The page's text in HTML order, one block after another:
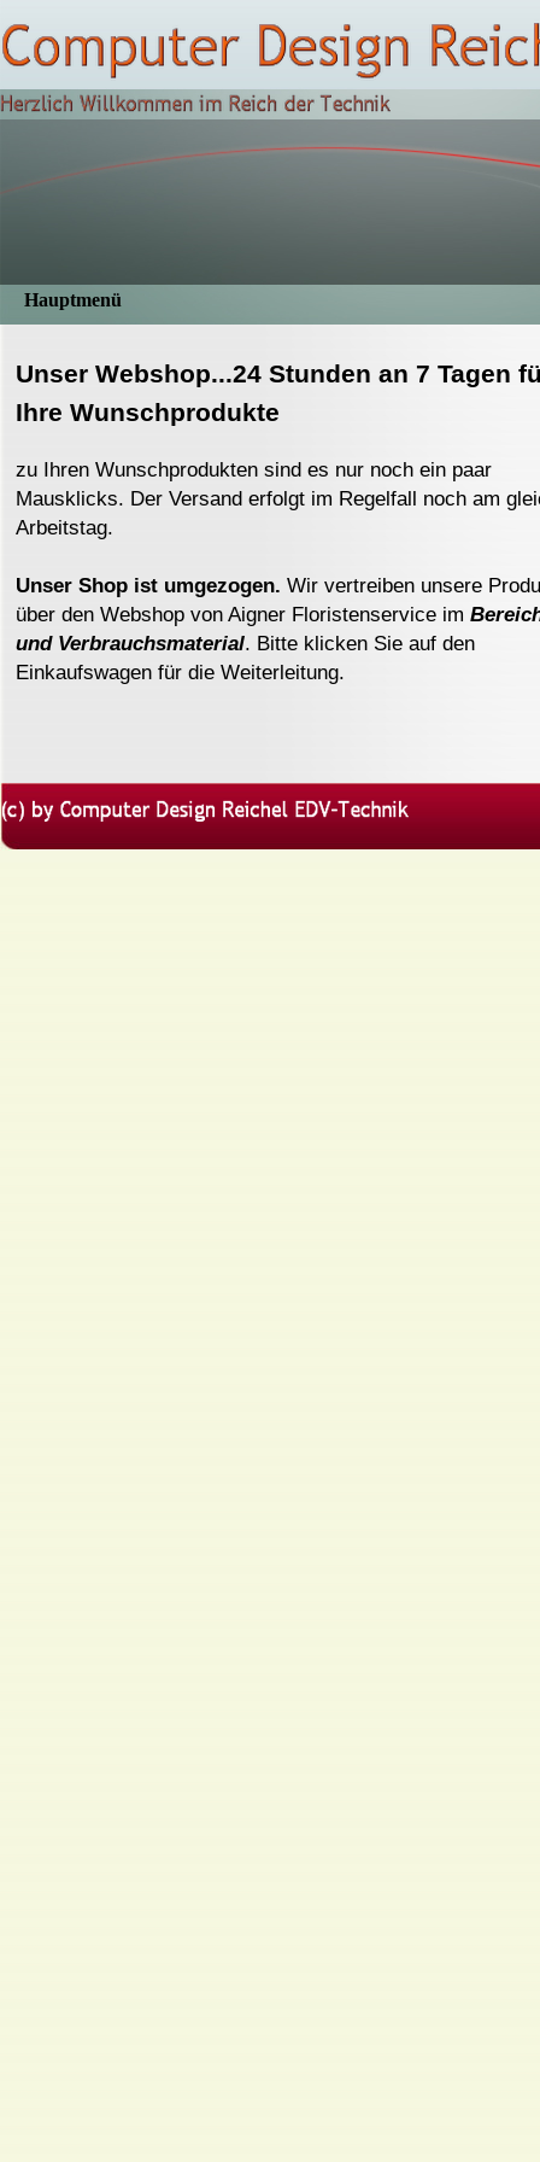
Hauptmenü
Unser Webshop...24 Stunden an 7 Tagen
Ihre Wunschprodukte
zu Ihren Wunschprodukten sind es nur noch ein paar
Mausklicks. Der Versand erfolgt im Regelfall noch am
Arbeitstag.
Unser Shop ist umgezogen. Wir vertreiben unsere
über den Webshop von Aigner Floristenservice im
und Verbrauchsmaterial. Bitte klicken Sie auf den
Einkaufswagen für die Weiterleitung.